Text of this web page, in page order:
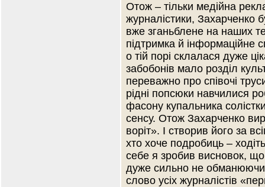
Отож – тільки медійна
журналістики, Захарченко
вже зганьблене на наших
підтримка й інформаційне
о тій порі склалася дуже
забобонів мало розділ
переважно про співочі
рідні попсюки навчилися
фасону купальника
сенсу. Отож Захарченко
воріт». І створив його за
хто хоче подробиць –
себе я зробив висновок, що
дуже сильно не
слово усіх журналістів